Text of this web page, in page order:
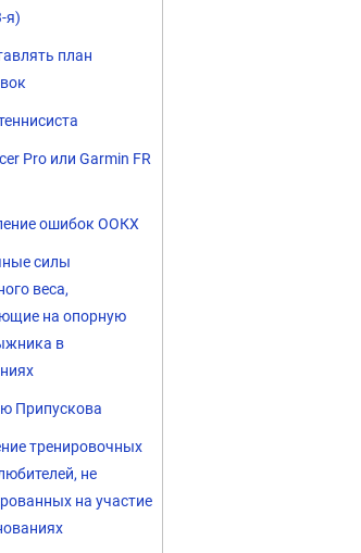
я)
план
Pro или Garmin FR
ошибок ООКХ
силы
веса,
на опорную
в
Припускова
тренировочных
не
на участие